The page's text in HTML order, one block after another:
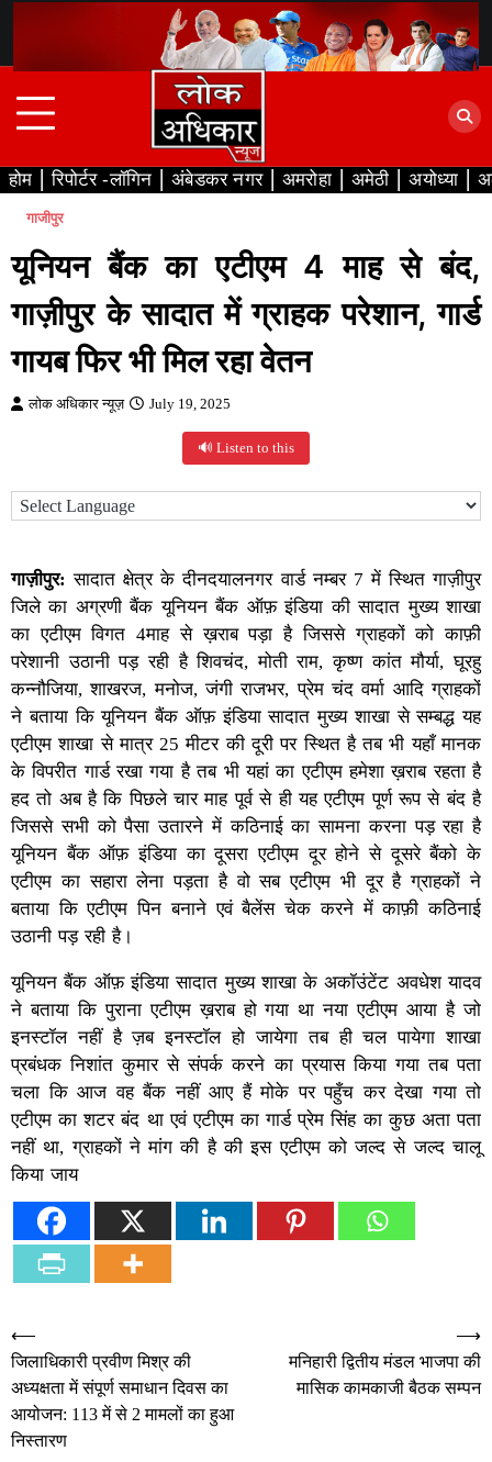
content
होम रिपोर्टर -लॉगिन अंबेडकर नगर अमरोहा अमेठी अयोध्या
गाजीपुर
यूनियन बैंक का एटीएम 4 माह से बंद,
गाज़ीपुर के सादात में ग्राहक परेशान, गार्ड
गायब फिर भी मिल रहा वेतन
लोक अधिकार न्यूज़ July 19, 2025
🔊 Listen to this
गाज़ीपुर: सादात क्षेत्र के दीनदयालनगर वार्ड नम्बर 7 में स्थित गाज़ीपुर
जिले का अग्रणी बैंक यूनियन बैंक ऑफ़ इंडिया की सादात मुख्य शाखा
का एटीएम विगत 4माह से ख़राब पड़ा है जिससे ग्राहकों को काफ़ी
परेशानी उठानी पड़ रही है शिवचंद, मोती राम, कृष्ण कांत मौर्या, घूरहु
कन्नौजिया, शाखरज, मनोज, जंगी राजभर, प्रेम चंद वर्मा आदि ग्राहकों
ने बताया कि यूनियन बैंक ऑफ़ इंडिया सादात मुख्य शाखा से सम्बद्ध यह
एटीएम शाखा से मात्र 25 मीटर की दूरी पर स्थित है तब भी यहाँ मानक
के विपरीत गार्ड रखा गया है तब भी यहां का एटीएम हमेशा ख़राब रहता है
हद तो अब है कि पिछले चार माह पूर्व से ही यह एटीएम पूर्ण रूप से बंद है
जिससे सभी को पैसा उतारने में कठिनाई का सामना करना पड़ रहा है
यूनियन बैंक ऑफ़ इंडिया का दूसरा एटीएम दूर होने से दूसरे बैंको के
एटीएम का सहारा लेना पड़ता है वो सब एटीएम भी दूर है ग्राहकों ने
बताया कि एटीएम पिन बनाने एवं बैलेंस चेक करने में काफ़ी कठिनाई
उठानी पड़ रही है।
यूनियन बैंक ऑफ़ इंडिया सादात मुख्य शाखा के अकॉउंटेंट अवधेश यादव
ने बताया कि पुराना एटीएम ख़राब हो गया था नया एटीएम आया है जो
इनस्टॉल नहीं है ज़ब इनस्टॉल हो जायेगा तब ही चल पायेगा शाखा
प्रबंधक निशांत कुमार से संपर्क करने का प्रयास किया गया तब पता
चला कि आज वह बैंक नहीं आए हैं मोके पर पहुँच कर देखा गया तो
एटीएम का शटर बंद था एवं एटीएम का गार्ड प्रेम सिंह का कुछ अता पता
नहीं था, ग्राहकों ने मांग की है की इस एटीएम को जल्द से जल्द चालू
किया जाय
Post
navigation
⟵
जिलाधिकारी प्रवीण मिश्र की
अध्यक्षता में संपूर्ण समाधान दिवस का
आयोजन: 113 में से 2 मामलों का हुआ
निस्तारण
मनिहारी द्वितीय मंडल भाजपा की
मासिक कामकाजी बैठक सम्पन
⟶